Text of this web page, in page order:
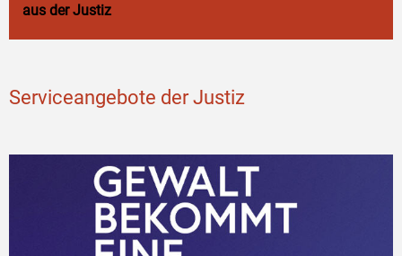
aus der Justiz
Serviceangebote der Justiz